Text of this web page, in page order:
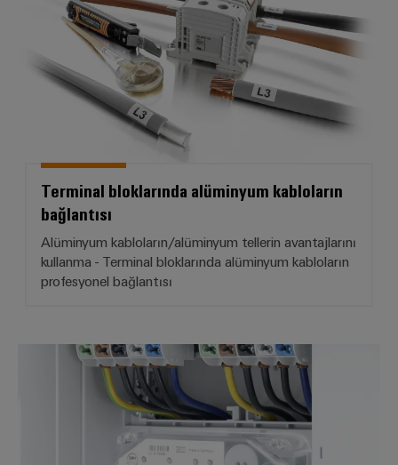
Bağlantı noktalarının işaretlenmesi
Kompakt tasarım
Büyük bağlantı alanı
Esnek yığınlanabilir
TS 35 taşıyıcı rayına montaj
Terminal bloklarında alüminyum kabloların
bağlantısı
Alüminyum kabloların/alüminyum tellerin avantajlarını
kullanma - Terminal bloklarında alüminyum kabloların
profesyonel bağlantısı
Ana hat dal terminal blokları